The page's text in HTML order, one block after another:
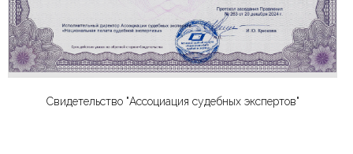
Свидетельство "Ассоциация судебных экспертов"